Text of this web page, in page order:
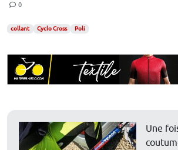
0
collant Cyclo Cross Poli
Une